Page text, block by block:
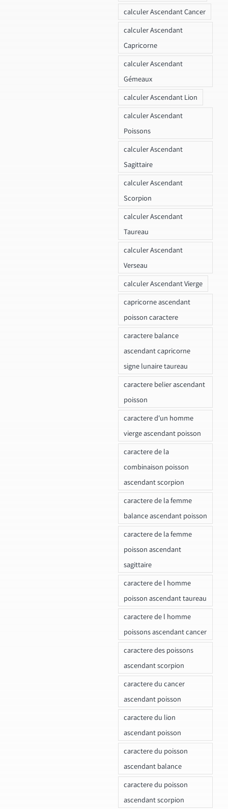
calculer Ascendant Cancer
calculer Ascendant
Capricorne
calculer Ascendant
Gémeaux
calculer Ascendant Lion
calculer Ascendant
Poissons
calculer Ascendant
Sagittaire
calculer Ascendant
Scorpion
calculer Ascendant
Taureau
calculer Ascendant
Verseau
calculer Ascendant Vierge
capricorne ascendant
poisson caractere
caractere balance
ascendant capricorne
signe lunaire taureau
caractere belier ascendant
poisson
caractere d'un homme
vierge ascendant poisson
caractere de la
combinaison poisson
ascendant scorpion
caractere de la femme
balance ascendant poisson
caractere de la femme
poisson ascendant
sagittaire
caractere de l homme
poisson ascendant taureau
caractere de l homme
poissons ascendant cancer
caractere des poissons
ascendant scorpion
caractere du cancer
ascendant poisson
caractere du lion
ascendant poisson
caractere du poisson
ascendant balance
caractere du poisson
ascendant scorpion